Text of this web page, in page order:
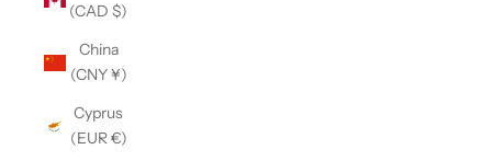
(CAD $)
China
(CNY ¥)
Cyprus
(EUR €)